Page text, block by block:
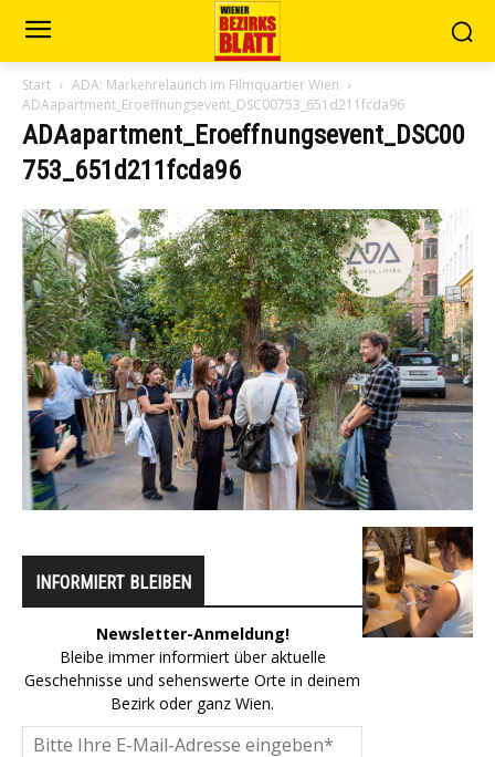
Start
ADA: Markenrelaunch im Filmquartier Wien
ADAapartment_Eroeffnungsevent_DSC00753_651d211fcda96
ADAapartment_Eroeffnungsevent_DSC00
753_651d211fcda96
INFORMIERT BLEIBEN
Newsletter-Anmeldung!
Bleibe immer informiert über aktuelle
Geschehnisse und sehenswerte Orte in deinem
Bezirk oder ganz Wien.